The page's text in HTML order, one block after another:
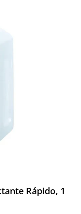
Rápido, 1